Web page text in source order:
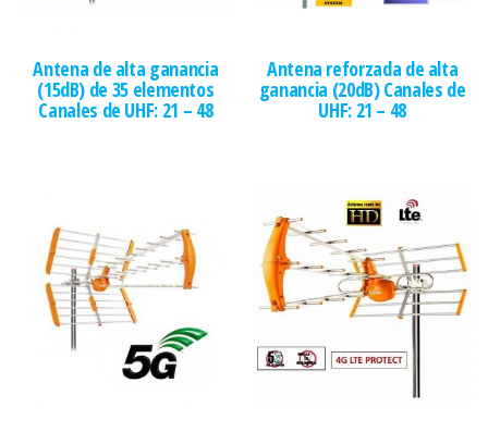
Antena de alta ganancia
(15dB) de 35 elementos
Canales de UHF: 21 – 48
Antena reforzada de alta
ganancia (20dB) Canales de
UHF: 21 – 48